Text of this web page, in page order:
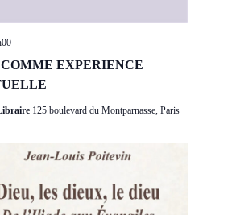
COMME EXPERIENCE
125 boulevard du Montparnasse, Paris